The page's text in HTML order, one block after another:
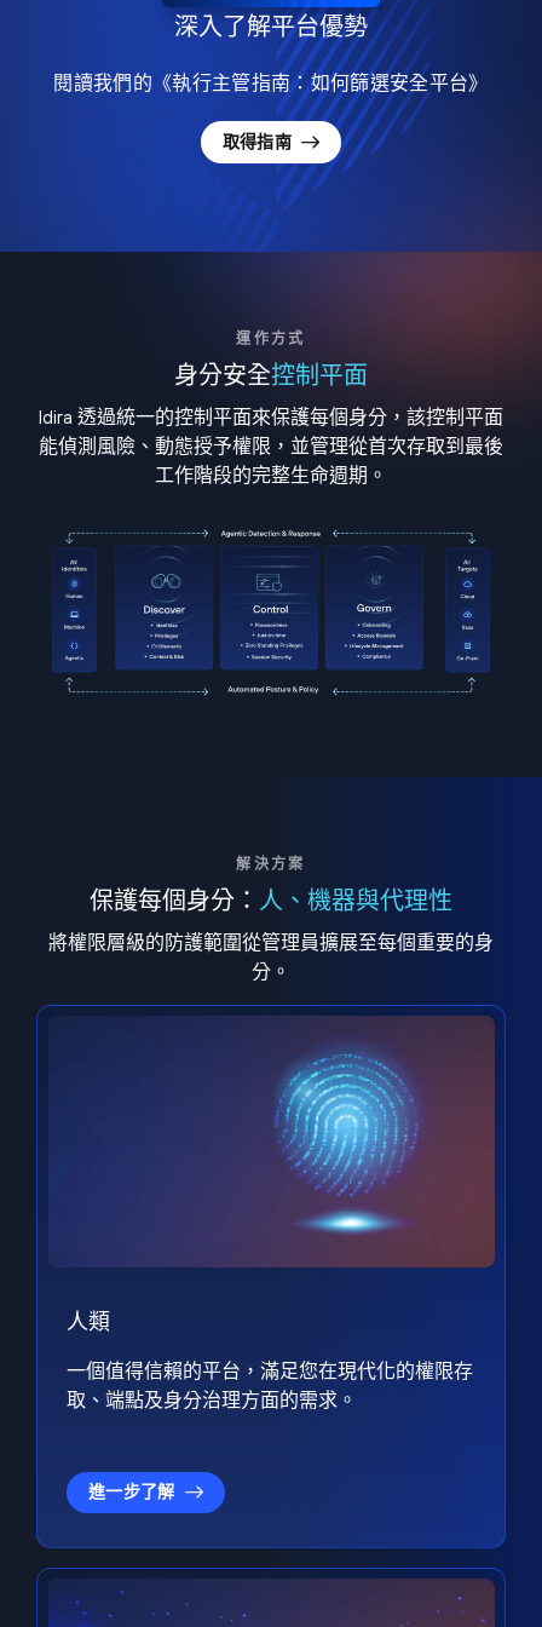
深入了解平台優勢
閱讀我們的《執行主管指南：如何篩選安全平台》
取得指南
運作方式
身分安全控制平面
Idira 透過統一的控制平面來保護每個身分，該控制平面
能偵測風險、動態授予權限，並管理從首次存取到最後
工作階段的完整生命週期。
解決方案
保護每個身分： 人、機器與代理性
將權限層級的防護範圍從管理員擴展至每個重要的身
分。
人類
一個值得信賴的平台，滿足您在現代化的權限存
取、端點及身分治理方面的需求。
進一步了解